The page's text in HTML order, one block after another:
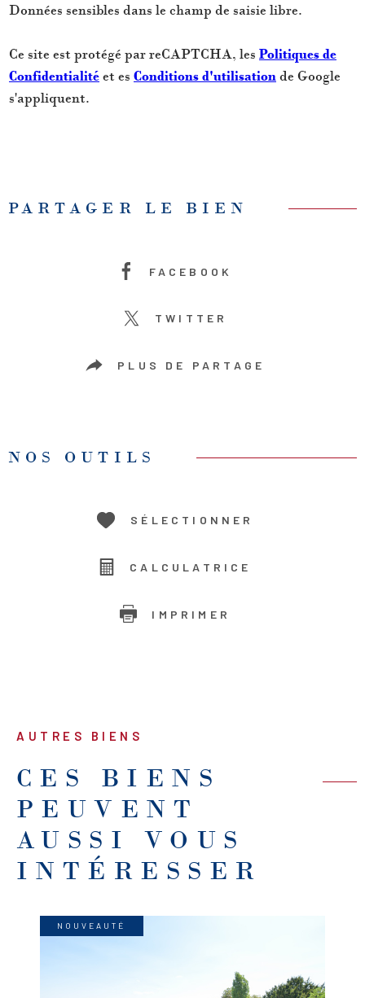
Données sensibles dans le champ de saisie libre.
Ce site est protégé par reCAPTCHA, les Politiques de
Confidentialitéet es Conditions d'utilisationde Google
s'appliquent.
PARTAGER LE BIEN
FACEBOOK
TWITTER
PLUS DE PARTAGE
NOS OUTILS
SÉLECTIONNER
CALCULATRICE
IMPRIMER
AUTRES BIENS
CES BIENS
PEUVENT
AUSSI VOUS
INTÉRESSER
NOUVEAUTÉ